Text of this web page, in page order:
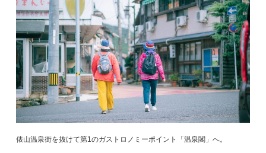
俵山温泉街を抜けて第1のガストロノミーポイント「温泉閣」へ。